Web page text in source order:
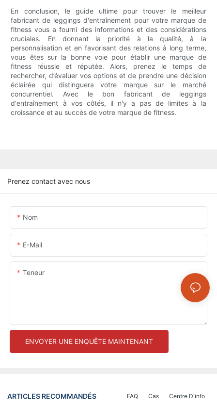
En conclusion, le guide ultime pour trouver le meilleur
fabricant de leggings d'entraînement pour votre marque de
fitness vous a fourni des informations et des considérations
cruciales. En donnant la priorité à la qualité, à la
personnalisation et en favorisant des relations à long terme,
vous êtes sur la bonne voie pour établir une marque de
fitness réussie et réputée. Alors, prenez le temps de
rechercher, d’évaluer vos options et de prendre une décision
éclairée qui distinguera votre marque sur le marché
concurrentiel. Avec le bon fabricant de leggings
d'entraînement à vos côtés, il n'y a pas de limites à la
croissance et au succès de votre marque de fitness.
Prenez contact avec nous
Nom
E-Mail
Teneur
ENVOYER UNE ENQUÊTE MAINTENANT
ARTICLES RECOMMANDÉS Centre D'info
Cas
FAQ